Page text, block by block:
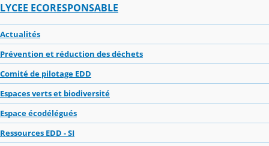
LYCEE ECORESPONSABLE
Actualités
Prévention et réduction des déchets
Comité de pilotage EDD
Espaces verts et biodiversité
Espace écodélégués
Ressources EDD - SI